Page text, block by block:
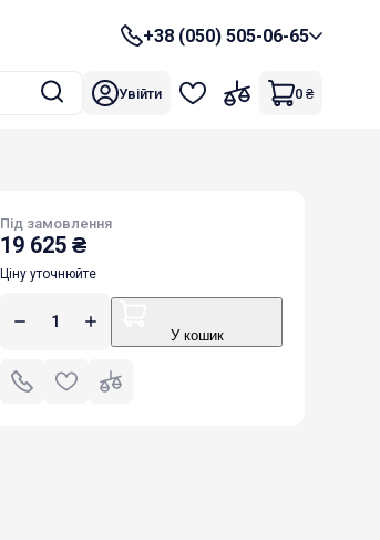
+38 (050) 505-06-65
Увійти 0 ₴
Під замовлення
19 625 ₴
Ціну уточнюйте
У кошик